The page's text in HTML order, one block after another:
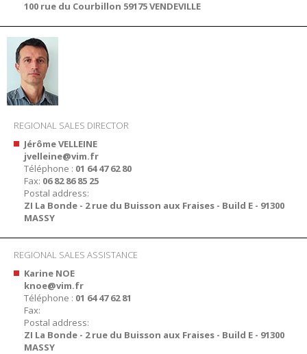
100 rue du Courbillon 59175 VENDEVILLE
REGIONAL SALES DIRECTOR
Jérôme VELLEINE
jvelleine@vim.fr
Téléphone : 01 64 47 62 80
Fax: 06 82 86 85 25
Postal address:
ZI La Bonde - 2 rue du Buisson aux Fraises - Build E - 91300
MASSY
REGIONAL SALES ASSISTANCE
Karine NOE
knoe@vim.fr
Téléphone : 01 64 47 62 81
Fax:
Postal address:
ZI La Bonde - 2 rue du Buisson aux Fraises - Build E - 91300
MASSY